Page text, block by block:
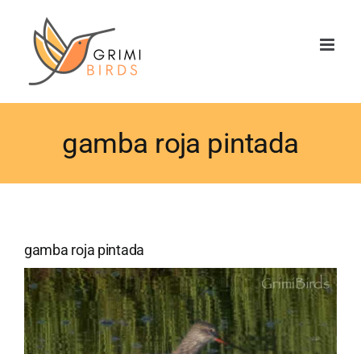
contenido
gamba roja pintada
gamba roja pintada